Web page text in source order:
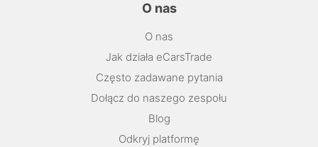
O nas
O nas
Jak działa eCarsTrade
Często zadawane pytania
Dołącz do naszego zespołu
Blog
Odkryj platformę